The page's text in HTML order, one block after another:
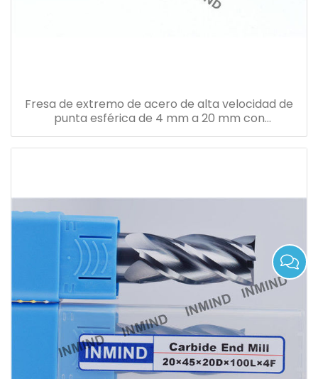
Fresa de extremo de acero de alta velocidad de
punta esférica de 4 mm a 20 mm con
revestimiento altin tipo de longitud estándar